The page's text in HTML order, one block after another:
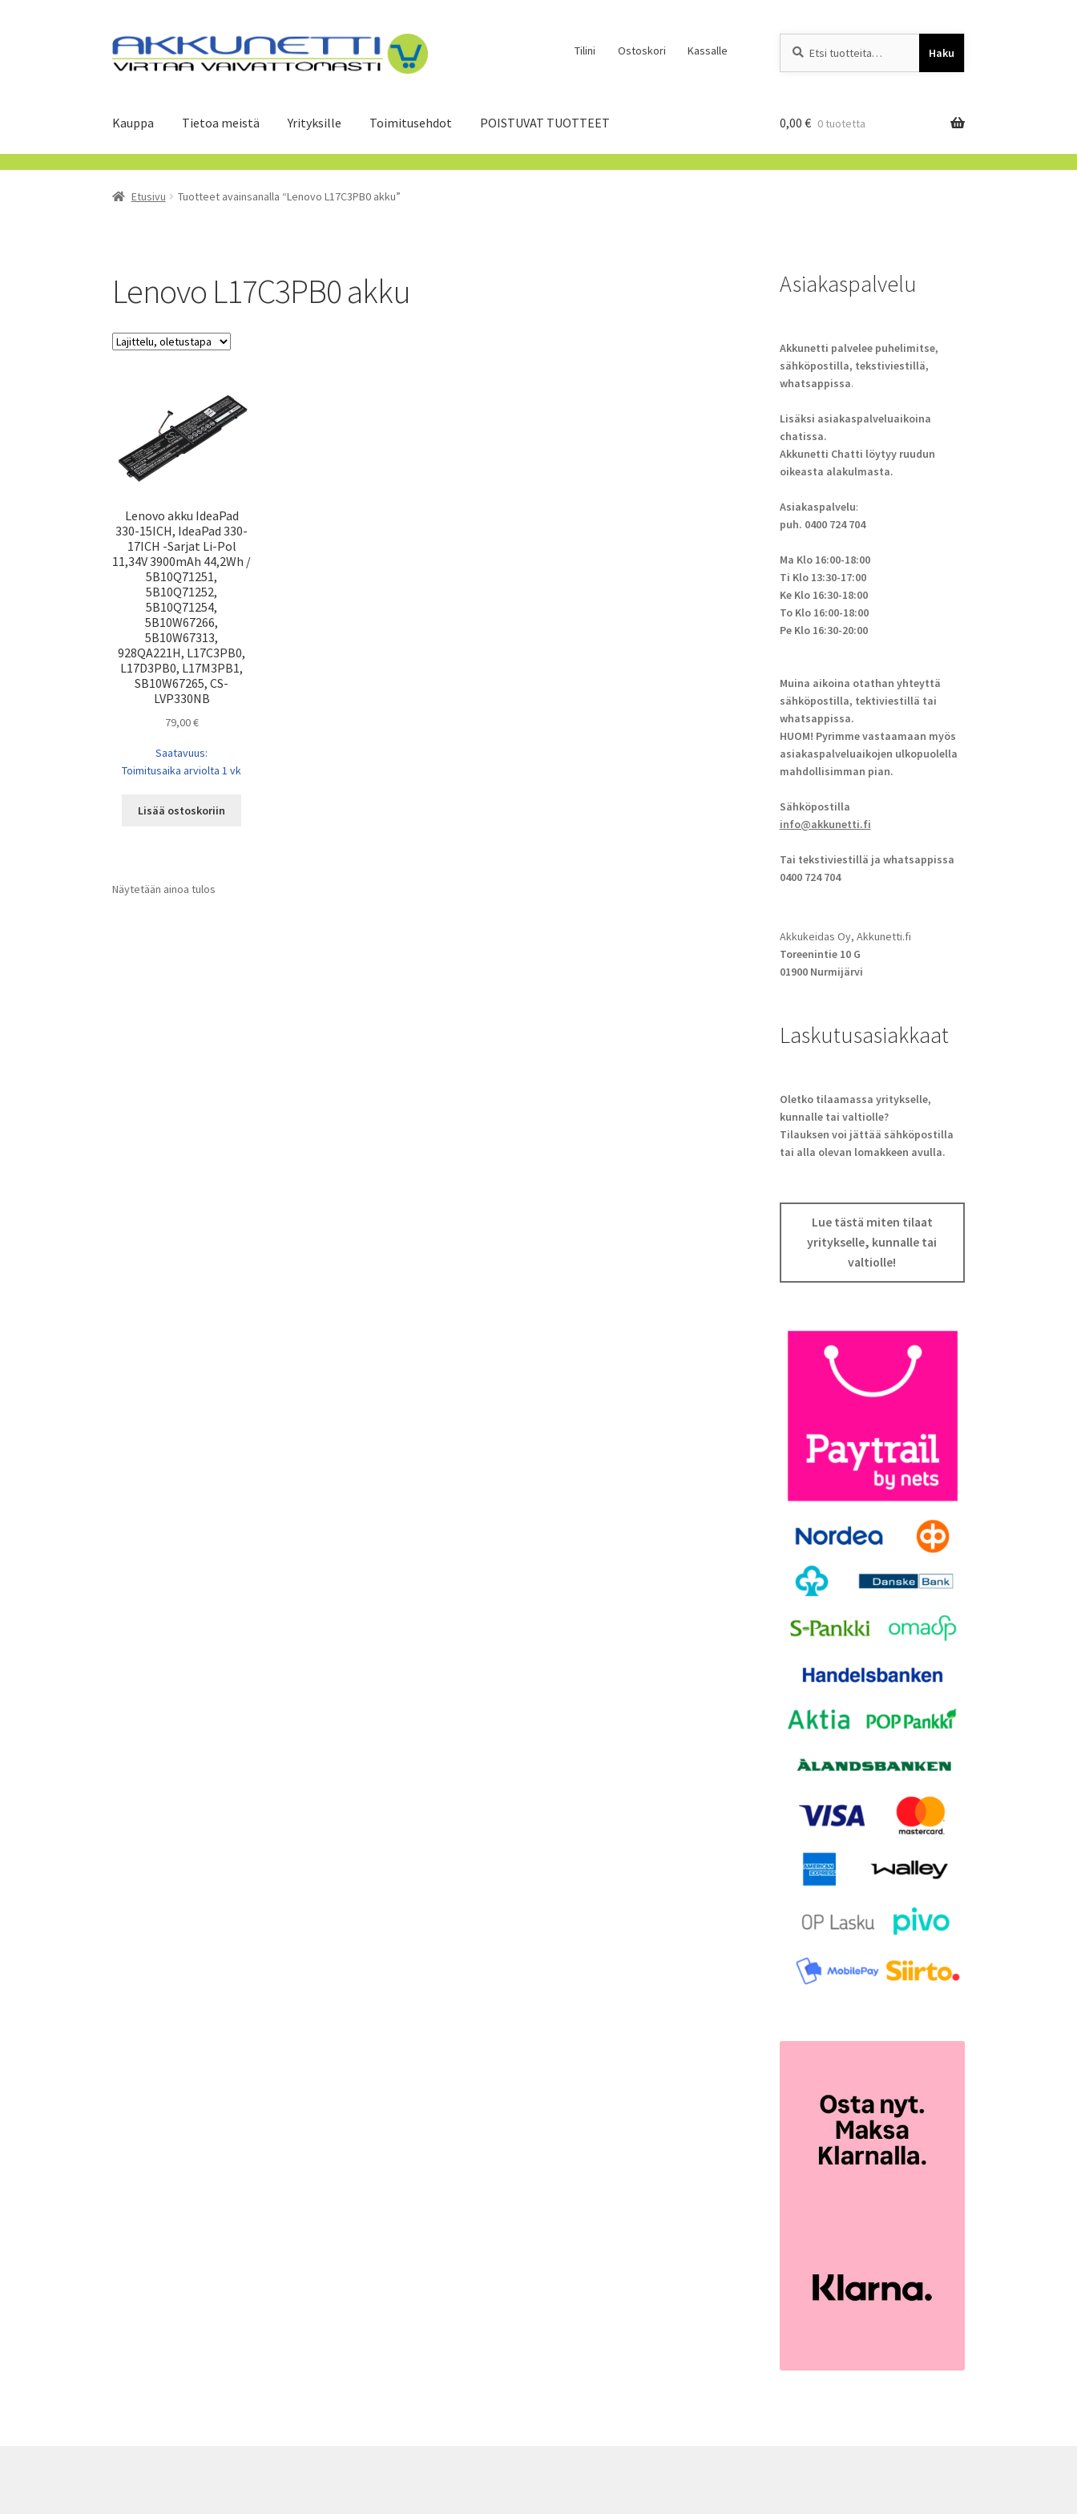
Siirry
navigointiin
Siirry
sisältöön
Tilini Ostoskori Kassalle Haku
Kauppa Tietoa meistä Yrityksille Toimitusehdot POISTUVAT TUOTTEET 0,00 € 0 tuotetta
Etusivu Tuotteet avainsanalla “Lenovo L17C3PB0 akku”
Lenovo L17C3PB0 akku
Lenovo akku IdeaPad
330-15ICH, IdeaPad 330-
17ICH -Sarjat Li-Pol
11,34V 3900mAh 44,2Wh /
5B10Q71251,
5B10Q71252,
5B10Q71254,
5B10W67266,
5B10W67313,
928QA221H, L17C3PB0,
L17D3PB0, L17M3PB1,
SB10W67265, CS-
LVP330NB
79,00€
Saatavuus:
Toimitusaika arviolta 1 vk
Lisää ostoskoriin
Näytetään ainoa tulos
Asiakaspalvelu
Akkunetti palvelee puhelimitse,
sähköpostilla, tekstiviestillä,
whatsappissa.
Lisäksi asiakaspalveluaikoina
chatissa.
Akkunetti Chatti löytyy ruudun
oikeasta alakulmasta.
Asiakaspalvelu:
puh. 0400 724 704
Ma Klo 16:00-18:00
Ti Klo 13:30-17:00
Ke Klo 16:30-18:00
To Klo 16:00-18:00
Pe Klo 16:30-20:00
Muina aikoina otathan yhteyttä
sähköpostilla, tektiviestillä tai
whatsappissa.
HUOM! Pyrimme vastaamaan myös
asiakaspalveluaikojen ulkopuolella
mahdollisimman pian.
Sähköpostilla
info@akkunetti.fi
Tai tekstiviestillä ja whatsappissa
0400 724 704
Akkukeidas Oy, Akkunetti.fi
Toreenintie 10 G
01900 Nurmijärvi
Laskutusasiakkaat
Oletko tilaamassa yritykselle,
kunnalle tai valtiolle?
Tilauksen voi jättää sähköpostilla
tai alla olevan lomakkeen avulla.
Lue tästä miten tilaat
yritykselle, kunnalle tai
valtiolle!